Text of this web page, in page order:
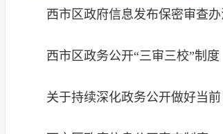
西市区政府信息发布保密审查办
西市区政务公开“三审三校”制度
关于持续深化政务公开做好当